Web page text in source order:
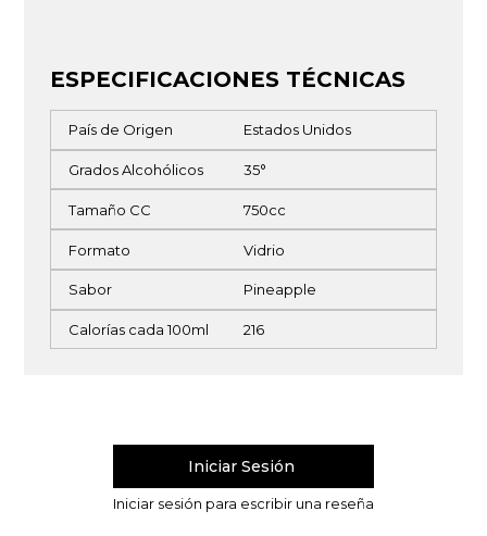
ESPECIFICACIONES TÉCNICAS
País de Origen Estados Unidos
Grados Alcohólicos 35°
Tamaño CC 750cc
Formato Vidrio
Sabor Pineapple
Calorías cada 100ml 216